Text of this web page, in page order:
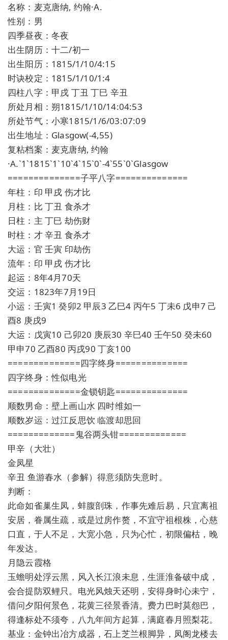
名称：麦克唐纳, 约翰·A.
性别：男
四季昼夜：冬夜
出生阴历：十二/初一
出生阳历：1815/1/10/4:15
时诀校定：1815/1/10/1:4
四柱八字：甲戌 丁丑 丁巳 辛丑
所处月相：朔1815/1/10/14:04:53
所处节气：小寒1815/1/6/03:07:09
出生地址：Glasgow(-4,55)
复粘档案：麦克唐纳, 约翰
·A.`1`1815`1`10`4`15`0`-4`55`0`Glasgow
==============子平八字==============
年柱：印 甲戌 伤才比
月柱：比 丁丑 食杀才
日柱：主 丁巳 劫伤财
时柱：才 辛丑 食杀才
大运：官 壬寅 印劫伤
流年：印 甲戌 伤才比
起运：8年4月70天
交运：1823年7月19日
小运：壬寅1 癸卯2 甲辰3 乙巳4 丙午5 丁未6 戊申7 己
酉8 庚戌9
大运：戊寅10 己卯20 庚辰30 辛巳40 壬午50 癸未60
甲申70 乙酉80 丙戌90 丁亥100
==============四字终身==============
四字终身：性似电光
==============金锁钥匙==============
顺数男命：壁上画山水 四时维如一
顺数岁运：过江反思饮 临渡却思回
=============鬼谷两头钳=============
甲辛（大壮）
金凤星
辛丑 鱼游春水（参解）得意须防失意时。
判断：
此命如雀巢生凤，蚌腹剖珠，作事先难后易，只宜离祖
安居，眷属生疏，或是过房作赘，不宜守祖根株，心慈
口直，于人不足，大宽小急，只为心忙，初限偏枯，晚
年发达。
月隐云霞格
玉蟾明处浮云黑，风入长江浪未息，生涯淮备破中成，
会合提防双鲤只。电光风烛天还明，安得身时心未宁，
借问夕阳何景色，花黄三径景香清。费力巴时莫怨巴，
得逢标处不须夸，八九年间方起算，满庭春月照梨花。
基业：金钟出冶方成器，石上芝兰根脚异，凤阁龙楼去